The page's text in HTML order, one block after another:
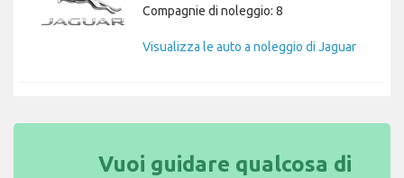
Compagnie di noleggio: 8
Visualizza le auto a noleggio di Jaguar
Vuoi guidare qualcosa di